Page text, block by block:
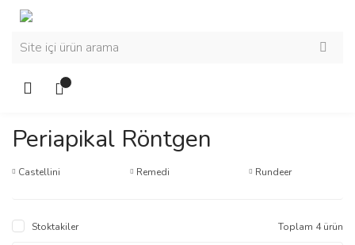
Periapikal Röntgen
Castellini Remedi Rundeer
Stoktakiler Toplam 4 ürün